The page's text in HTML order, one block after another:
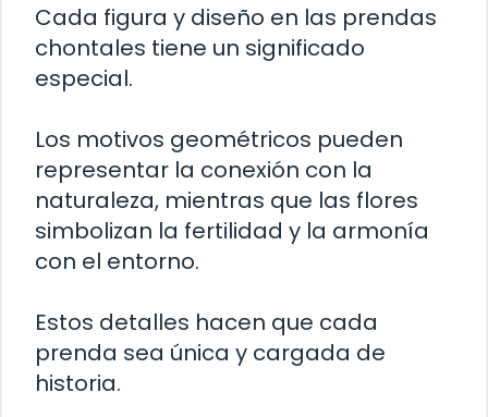
Cada figura y diseño en las prendas
chontales tiene un significado
especial.
Los motivos geométricos pueden
representar la conexión con la
naturaleza, mientras que las flores
simbolizan la fertilidad y la armonía
con el entorno.
Estos detalles hacen que cada
prenda sea única y cargada de
historia.